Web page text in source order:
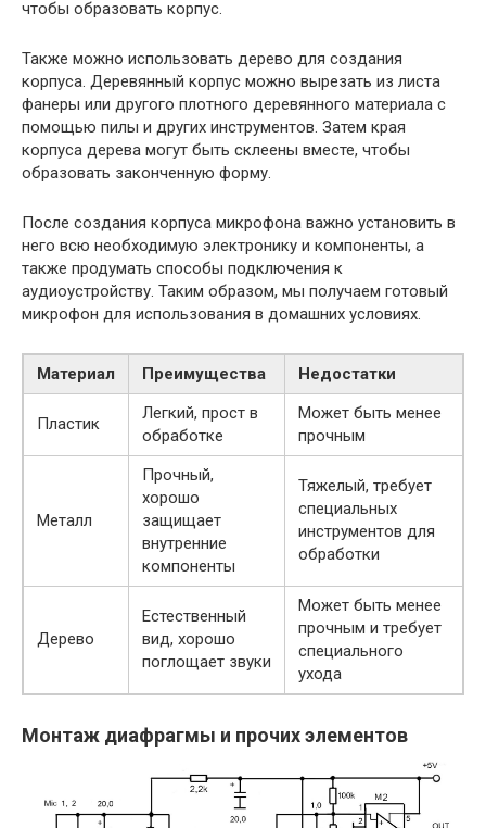
чтобы образовать корпус.
Также можно использовать дерево для создания
корпуса. Деревянный корпус можно вырезать из листа
фанеры или другого плотного деревянного материала с
помощью пилы и других инструментов. Затем края
корпуса дерева могут быть склеены вместе, чтобы
образовать законченную форму.
После создания корпуса микрофона важно установить в
него всю необходимую электронику и компоненты, а
также продумать способы подключения к
аудиоустройству. Таким образом, мы получаем готовый
микрофон для использования в домашних условиях.
Материал Преимущества Недостатки
Пластик
Легкий, прост в
обработке
Может быть менее
прочным
Металл
Прочный,
хорошо
защищает
внутренние
компоненты
Тяжелый, требует
специальных
инструментов для
обработки
Дерево
Естественный
вид, хорошо
поглощает звуки
Может быть менее
прочным и требует
специального
ухода
Монтаж диафрагмы и прочих элементов